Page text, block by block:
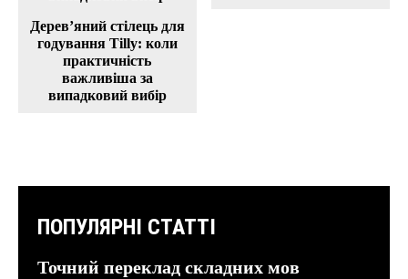
Дерев’яний стілець для
годування Tilly: коли
практичність
важливіша за
випадковий вибір
ПОПУЛЯРНІ СТАТТІ
Точний переклад складних мов